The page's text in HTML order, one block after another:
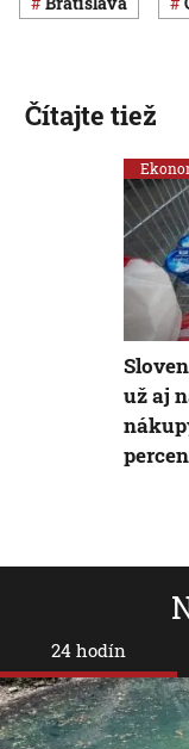
24 hodín
Čítajte tiež
už aj